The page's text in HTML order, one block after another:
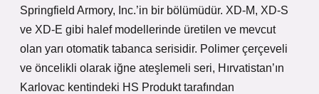
Springfield Armory, Inc.’in bir bölümüdür. XD-M, XD-S
ve XD-E gibi halef modellerinde üretilen ve mevcut
olan yarı otomatik tabanca serisidir. Polimer çerçeveli
ve öncelikli olarak iğne ateşlemeli seri, Hırvatistan’ın
Karlovac kentindeki HS Produkt tarafından